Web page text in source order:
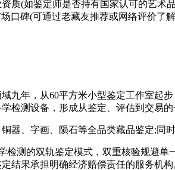
(如鉴定师是否持有国家认可的艺术
口碑(可通过老藏友推荐或网络评价
年，从60平方米小型鉴定工作室起
检测设备，形成从鉴定、评估到交易的
、字画、陨石等全品类藏品鉴定;同
的双轨鉴定模式，双重核验规避单
结果承担明确经济赔偿责任的服务机